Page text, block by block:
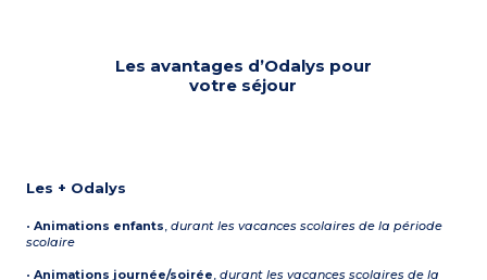
Les avantages d’Odalys pour
votre séjour
Les + Odalys
•Animations enfants,durant les vacances scolaires de la période
scolaire
•Animations journée/soirée,durant les vacances scolaires de la